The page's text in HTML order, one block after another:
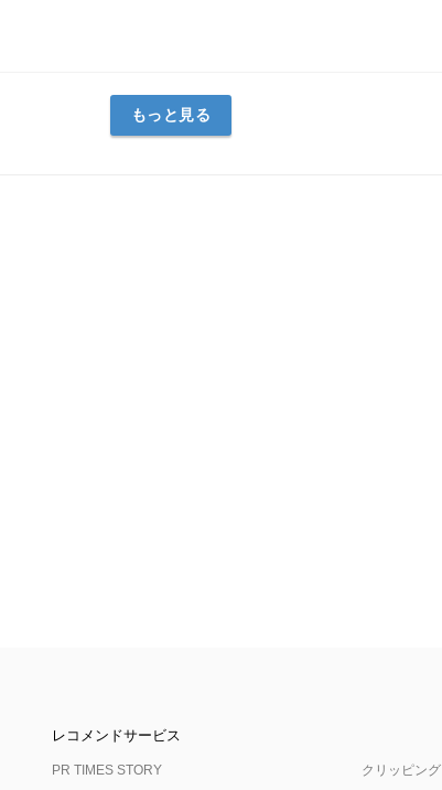
もっと見る
レコメンドサービス
PR TIMES STORY クリッピング